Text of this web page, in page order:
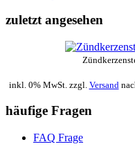
zuletzt angesehen
inkl. 0% MwSt. zzgl. Versand
häufige Fragen
FAQ Frage